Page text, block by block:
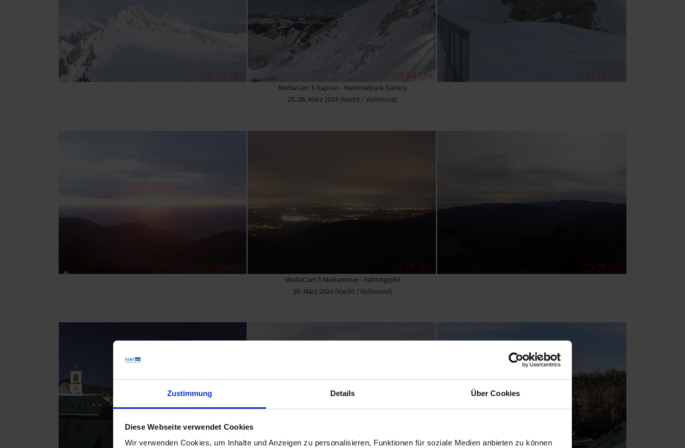
Zustimmung Details Über Cookies
Diese Webseite verwendet Cookies
Wir verwenden Cookies, um Inhalte und Anzeigen zu personalisieren, Funktionen für soziale Medien anbieten zu können
MediaCam 5 Kaprun - Nationalpark Gallery
25.-26. März 2024 (Nacht / Vollmond)
MediaCam 5 Maikammer - Kalmitgipfel
26. März 2024 (Nacht / Vollmond)